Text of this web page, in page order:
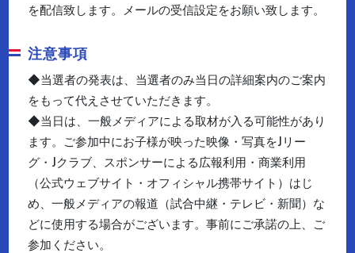
を配信致します。メールの受信設定をお願い致します。
注意事項
◆当選者の発表は、当選者のみ当日の詳細案内のご案内
をもって代えさせていただきます。
◆当日は、一般メディアによる取材が入る可能性があり
ます。ご参加中にお子様が映った映像・写真をJリー
グ・Jクラブ、スポンサーによる広報利用・商業利用
（公式ウェブサイト・オフィシャル携帯サイト）はじ
め、一般メディアの報道（試合中継・テレビ・新聞）な
どに使用する場合がございます。事前にご承諾の上、ご
参加ください。